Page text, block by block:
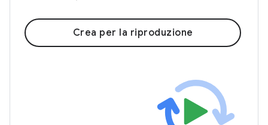
Crea per la riproduzione